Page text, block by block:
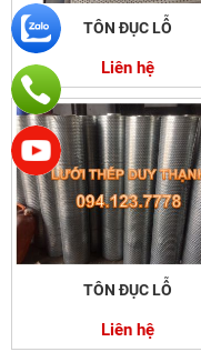
TÔN ĐỤC LỖ
Liên hệ
TÔN ĐỤC LỖ
Liên hệ